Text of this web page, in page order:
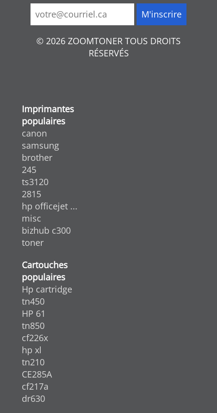
© 2026 ZOOMTONER TOUS DROITS
RÉSERVÉS
Imprimantes
populaires
canon
samsung
brother
245
ts3120
2815
hp officejet ...
misc
bizhub c300
toner
Cartouches
populaires
Hp cartridge
tn450
HP 61
tn850
cf226x
hp xl
tn210
CE285A
cf217a
dr630